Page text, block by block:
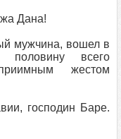
Дана!
мужчина, вошел в
половину всего
жестом
господин Баре.